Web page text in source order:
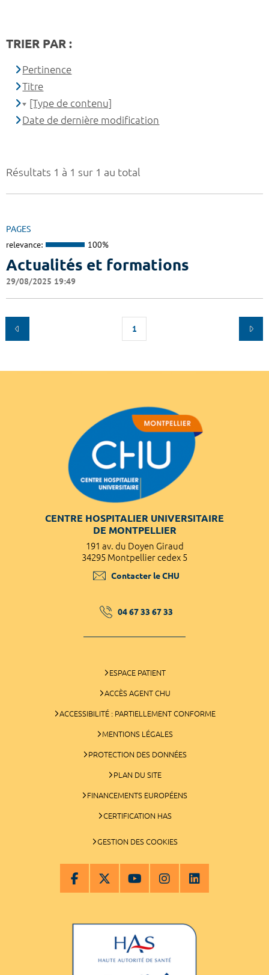
Résultats 1 à 1 sur 1 au total
PAGES
relevance: 100%
Actualités et formations
29/08/2025 19:49
1
TRIER PAR :
Pertinence
Titre
[Type de contenu]
Date de dernière modification
CENTRE HOSPITALIER UNIVERSITAIRE
DE MONTPELLIER
191 av. du Doyen Giraud
34295 Montpellier cedex 5
Contacter le CHU
04 67 33 67 33
ESPACE PATIENT
ACCÈS AGENT CHU
ACCESSIBILITÉ : PARTIELLEMENT CONFORME
MENTIONS LÉGALES
PROTECTION DES DONNÉES
PLAN DU SITE
FINANCEMENTS EUROPÉENS
CERTIFICATION HAS
GESTION DES COOKIES